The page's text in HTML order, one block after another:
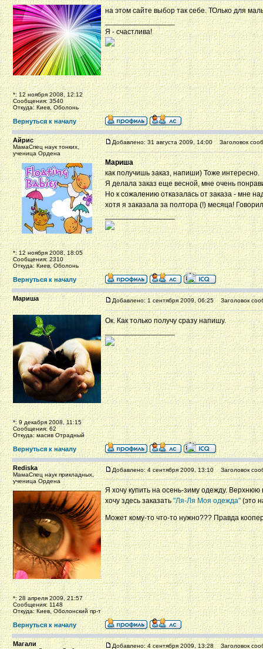
*: 12 ноября 2008, 12:12
Сообщения: 3540
Откуда: Киев, Оболонь
на этом сайте выбор так себе. ТОлько для
_________________
Я - счастлива!
Вернуться к началу
Айрис
МамаСпец наук тонких,
ученица Ордена
*: 12 ноября 2008, 18:05
Сообщения: 2310
Откуда: Киев, Оболонь
Добавлено: 31 августа 2009, 14:00 Заголовок
Мариша
как получишь заказ, напиши) Тоже интересно.
Я делала заказ еще весной, мне очень
Но к сожалению отказалась от заказа - мне
хотя я заказала за полтора (!) месяца!
_________________
Вернуться к началу
Мариша
*: 9 декабря 2008, 11:15
Сообщения: 62
Откуда: масив Отрадный
Добавлено: 1 сентября 2009, 06:25 Заголовок
Ок. Как только получу сразу напишу.
_________________
Вернуться к началу
Rediska
МамаСпец наук прикладных,
ученица Ордена
*: 28 апреля 2009, 21:57
Сообщения: 1148
Откуда: Киев, Оболонский пр-т
Добавлено: 4 сентября 2009, 13:10 Заголовок
Я хочу купить на осень-зиму одежду.
хочу здесь заказать"Ля-Ля Моя одежда"(это
Может кому-то что-то нужно??? Правда
Вернуться к началу
Магали Добавлено: 4 сентября 2009, 13:28 Заголовок